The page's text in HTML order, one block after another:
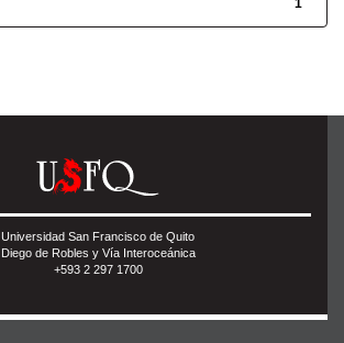
1
Universidad San Francisco de Quito
Diego de Robles y Vía Interoceánica
+593 2 297 1700